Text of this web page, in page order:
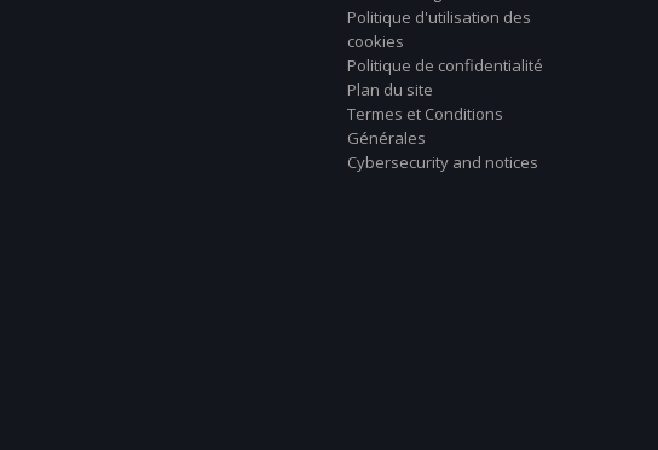
Politique d'utilisation des
cookies
Politique de confidentialité
Plan du site
Termes et Conditions
Générales
Cybersecurity and notices